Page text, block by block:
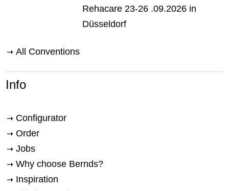
Rehacare 23-26 .09.2026 in
Düsseldorf
All Conventions
Info
Configurator
Order
Jobs
Why choose Bernds?
Inspiration